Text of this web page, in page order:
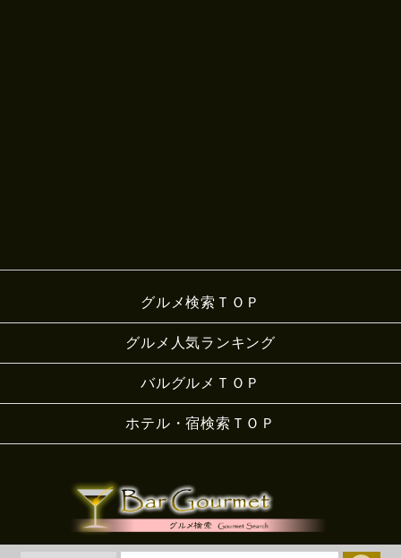
グルメ検索ＴＯＰ
グルメ人気ランキング
バルグルメＴＯＰ
ホテル・宿検索ＴＯＰ